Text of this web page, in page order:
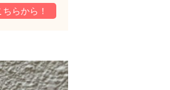
らから！